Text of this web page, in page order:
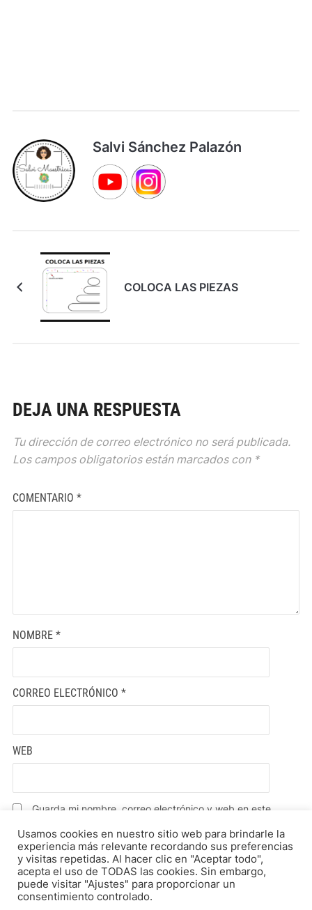
Salvi Sánchez Palazón
COLOCA LAS PIEZAS
DEJA UNA RESPUESTA
Tu dirección de correo electrónico no será publicada.
Los campos obligatorios están marcados con *
COMENTARIO *
NOMBRE *
CORREO ELECTRÓNICO *
WEB
Guarda mi nombre, correo electrónico y web en este
Usamos cookies en nuestro sitio web para brindarle la
experiencia más relevante recordando sus preferencias
y visitas repetidas. Al hacer clic en "Aceptar todo",
acepta el uso de TODAS las cookies. Sin embargo,
puede visitar "Ajustes" para proporcionar un
consentimiento controlado.